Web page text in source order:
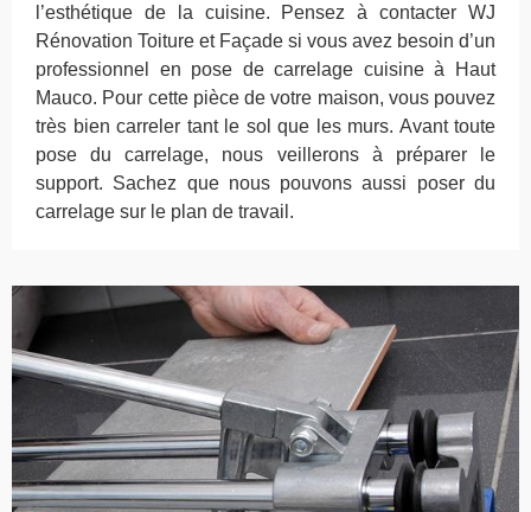
l’esthétique de la cuisine. Pensez à contacter WJ
Rénovation Toiture et Façade si vous avez besoin d’un
professionnel en pose de carrelage cuisine à Haut
Mauco. Pour cette pièce de votre maison, vous pouvez
très bien carreler tant le sol que les murs. Avant toute
pose du carrelage, nous veillerons à préparer le
support. Sachez que nous pouvons aussi poser du
carrelage sur le plan de travail.